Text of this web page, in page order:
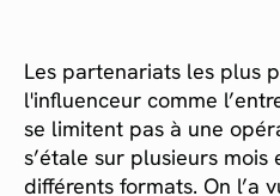
Les partenariats les plus
l'influenceur comme
se limitent pas à une
s’étale sur plusieurs
différents formats. On l’a